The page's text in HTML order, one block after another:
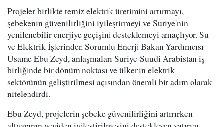
Projeler birlikte temiz elektrik üretimini artırmayı,
şebekenin güvenilirliğini iyileştirmeyi ve Suriye'nin
yenilenebilir enerjiye geçişini desteklemeyi amaçlıyor. Su
ve Elektrik İşlerinden Sorumlu Enerji Bakan Yardımcısı
Usame Ebu Zeyd, anlaşmaları Suriye-Suudi Arabistan iş
birliğinde bir dönüm noktası ve ülkenin elektrik
sektörünün geliştirilmesi açısından önemli bir adım olarak
nitelendirdi.
Ebu Zeyd, projelerin şebeke güvenilirliğini artırırken